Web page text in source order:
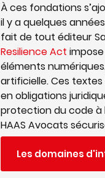
À ces fondations
il y a quelques
fait de tout éditeur
Resilience Act
éléments
artificielle. Ces
en obligations
protection du code à
HAAS Avocats
Les domaines